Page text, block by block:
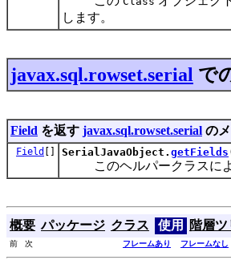
します。
javax.sql.rowset.serial で
Field を返す javax.sql.rowset.serial の
Field [] SerialJavaObject. getFields
このヘルパークラスによ
概要 パッケージ クラス 使用 階層ツ
前 次 フレームあり フレームなし